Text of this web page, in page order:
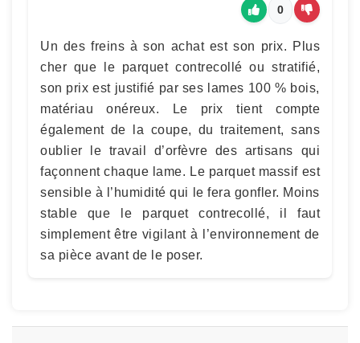
0
Un des freins à son achat est son prix. Plus
cher que le parquet contrecollé ou stratifié,
son prix est justifié par ses lames 100 % bois,
matériau onéreux. Le prix tient compte
également de la coupe, du traitement, sans
oublier le travail d’orfèvre des artisans qui
façonnent chaque lame. Le parquet massif est
sensible à l’humidité qui le fera gonfler. Moins
stable que le parquet contrecollé, il faut
simplement être vigilant à l’environnement de
sa pièce avant de le poser.